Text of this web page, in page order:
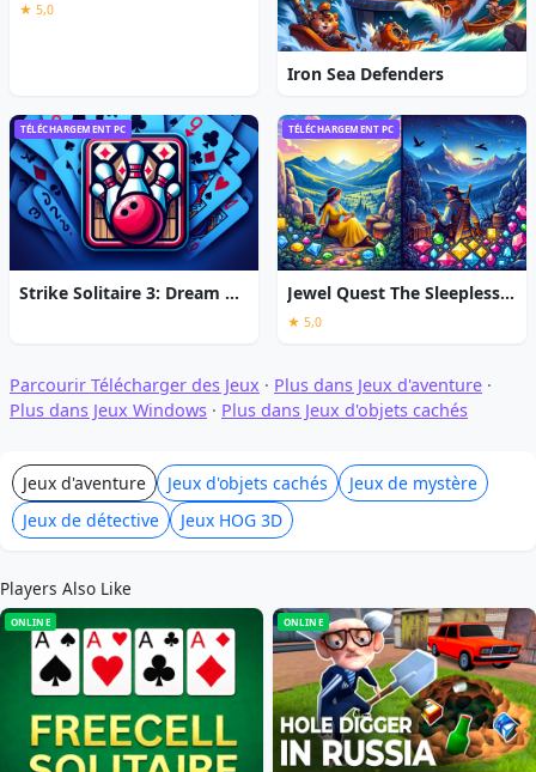
★ 5,0
Iron Sea Defenders
TÉLÉCHARGEMENT PC
Strike Solitaire 3: Dream Resort
TÉLÉCHARGEMENT PC
Jewel Quest The Sleepless Star
★ 5,0
Parcourir Télécharger des Jeux · Plus dans Jeux d'aventure ·
Plus dans Jeux Windows · Plus dans Jeux d'objets cachés
Jeux d'aventure Jeux d'objets cachés
Jeux de mystère
Jeux de détective
Jeux HOG 3D
Players Also Like
ONLINE ONLINE